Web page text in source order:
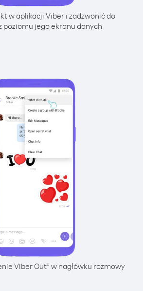
w aplikacji Viber i zadzwonić do
poziomu jego ekranu danych
Viber Out” w nagłówku rozmowy